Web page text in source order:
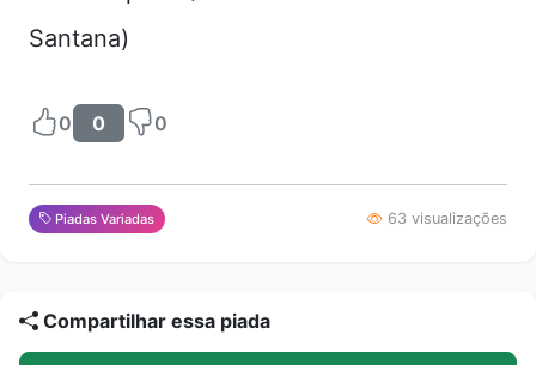
Santana)
0 0 0
Piadas Variadas 63 visualizações
Compartilhar essa piada